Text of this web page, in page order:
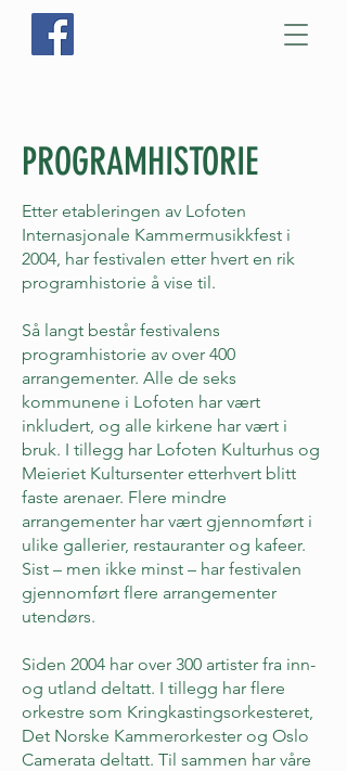
PROGRAMHISTORIE
Etter etableringen av Lofoten
Internasjonale Kammermusikkfest i
2004, har festivalen etter hvert en rik
programhistorie å vise til.
Så langt består festivalens
programhistorie av over 400
arrangementer. Alle de seks
kommunene i Lofoten har vært
inkludert, og alle kirkene har vært i
bruk. I tillegg har Lofoten Kulturhus og
Meieriet Kultursenter etterhvert blitt
faste arenaer. Flere mindre
arrangementer har vært gjennomført i
ulike gallerier, restauranter og kafeer.
Sist – men ikke minst – har festivalen
gjennomført flere arrangementer
utendørs.
Siden 2004 har over 300 artister fra inn-
og utland deltatt. I tillegg har flere
orkestre som Kringkastingsorkesteret,
Det Norske Kammerorkester og Oslo
Camerata deltatt. Til sammen har våre